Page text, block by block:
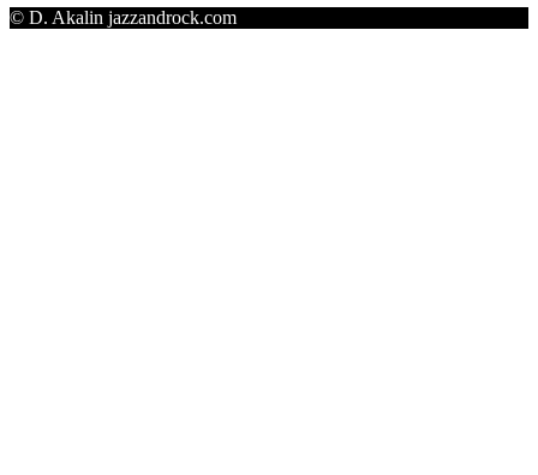
© D. Akalin jazzandrock.com